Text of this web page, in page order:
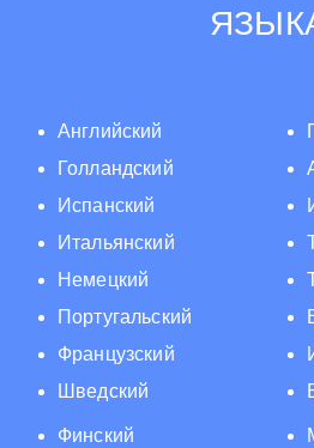
Английский
Голландский
Испанский
Итальянский
Немецкий
Португальский
Французский
Шведский
Финский